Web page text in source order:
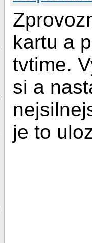
kartu a
tvtime.
si a
je to